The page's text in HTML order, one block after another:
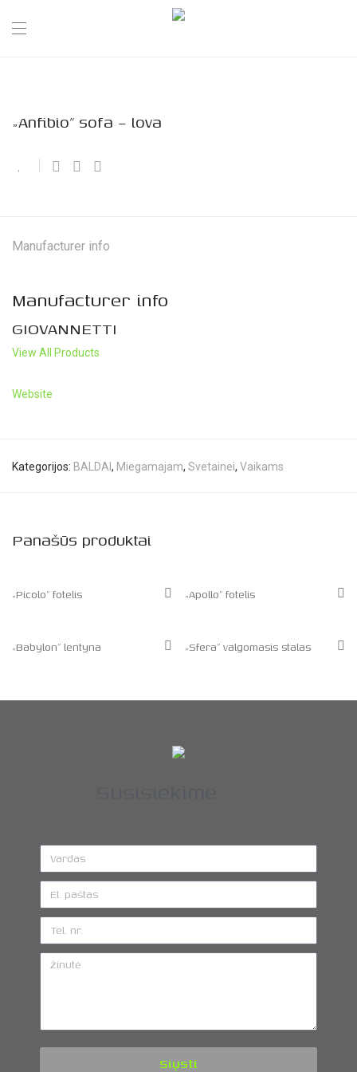
„Anfibio” sofa – lova
Manufacturer info
Manufacturer info
GIOVANNETTI
View All Products
Website
Kategorijos: BALDAI , Miegamajam, Svetainei, Vaikams
Panašūs produktai
„Picolo” fotelis „Apollo” fotelis
„Babylon” lentyna „Sfera” valgomasis stalas
Siųsti